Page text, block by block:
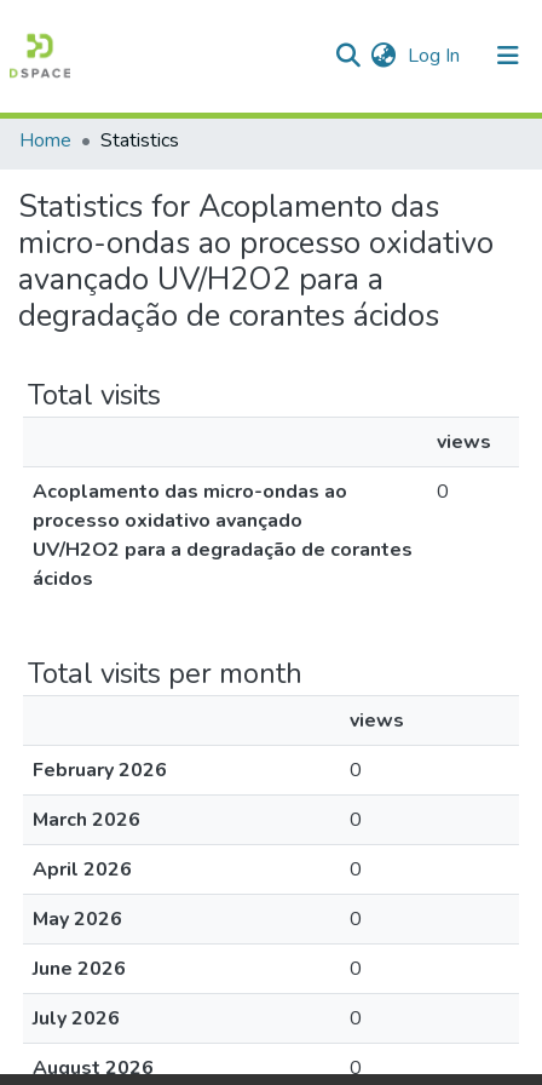
Log In (current)
All of DSpace
Home Statistics
Statistics for Acoplamento das
micro-ondas ao processo oxidativo
avançado UV/H2O2 para a
degradação de corantes ácidos
Total visits
views
Acoplamento das micro-ondas ao
processo oxidativo avançado
UV/H2O2 para a degradação de corantes
ácidos
0
Total visits per month
views
February 2026
0
March 2026
0
April 2026
0
May 2026
0
June 2026
0
July 2026
0
August 2026
0